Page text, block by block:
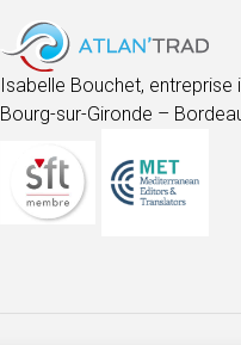
Isabelle Bouchet, entreprise
Bourg-sur-Gironde –